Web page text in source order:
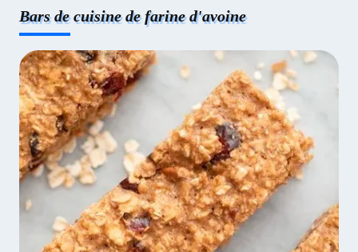
Bars de cuisine de farine d'avoine